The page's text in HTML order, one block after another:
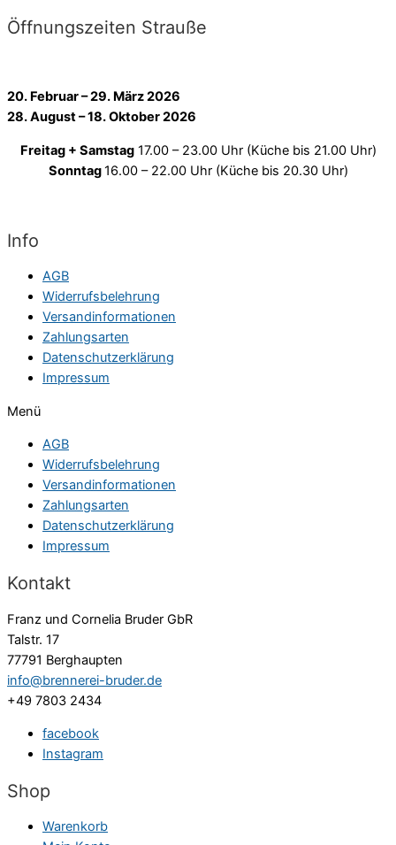
Öffnungszeiten Strauße
20. Februar – 29. März 2026
28. August – 18. Oktober 2026
Freitag + Samstag17.00 – 23.00 Uhr (Küche bis 21.00 Uhr)
Sonntag16.00 – 22.00 Uhr (Küche bis 20.30 Uhr)
Info
AGB
Widerrufsbelehrung
Versandinformationen
Zahlungsarten
Datenschutzerklärung
Impressum
Menü
AGB
Widerrufsbelehrung
Versandinformationen
Zahlungsarten
Datenschutzerklärung
Impressum
Kontakt
Franz und Cornelia Bruder GbR
Talstr. 17
77791 Berghaupten
info@brennerei-bruder.de
+49 7803 2434
facebook
Instagram
Shop
Warenkorb